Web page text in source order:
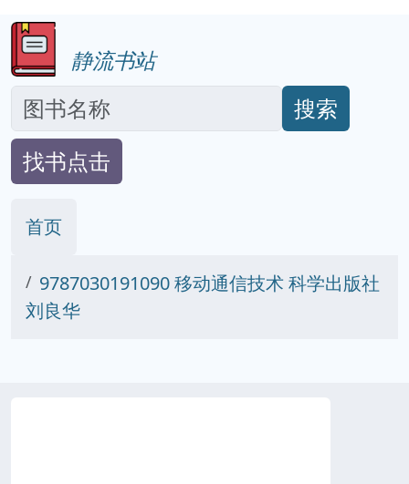
静流书站
搜索
找书点击
首页
9787030191090 移动通信技术 科学出版社
刘良华